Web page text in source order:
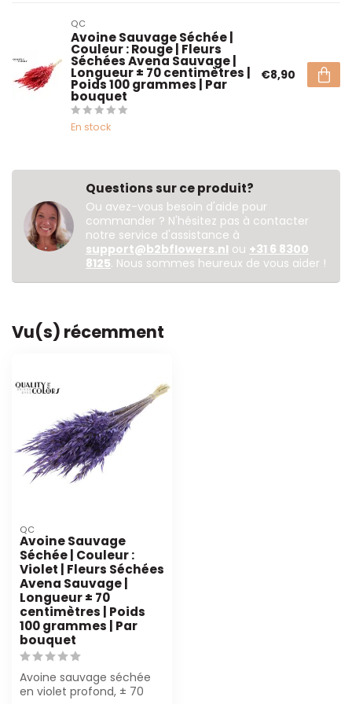
QC
Avoine Sauvage Séchée |
Couleur : Rouge | Fleurs
Séchées Avena Sauvage |
Longueur ± 70 centimètres |
Poids 100 grammes | Par
bouquet
En stock
€8,90
Questions sur ce produit?
Ou avez-vous besoin d'aide pour
commander ? N'hésitez pas à contacter
notre service d'assistance à
support@b2bflowers.nl ou +31 6 8300
8125. Nous sommes heureux de vous aider !
Vu(s) récemment
QC
Avoine Sauvage
Séchée | Couleur :
Violet | Fleurs Séchées
Avena Sauvage |
Longueur ± 70
centimètres | Poids
100 grammes | Par
bouquet
Avoine sauvage séchée
en violet profond, ± 70